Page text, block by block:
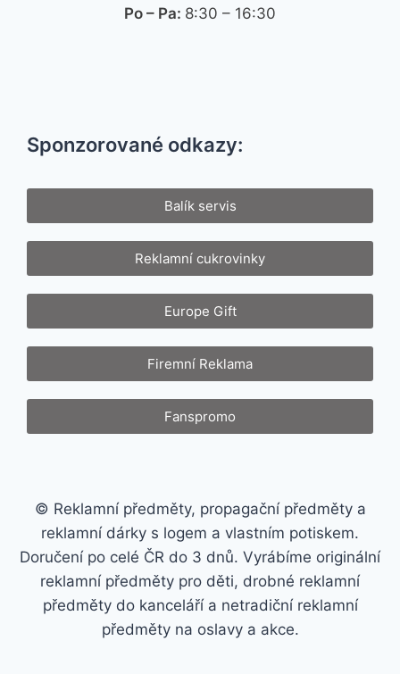
Po – Pa: 8:30 – 16:30
Sponzorované odkazy:
Balík servis
Reklamní cukrovinky
Europe Gift
Firemní Reklama
Fanspromo
© Reklamní předměty, propagační předměty a
reklamní dárky s logem a vlastním potiskem.
Doručení po celé ČR do 3 dnů. Vyrábíme originální
reklamní předměty pro děti, drobné reklamní
předměty do kanceláří a netradiční reklamní
předměty na oslavy a akce.